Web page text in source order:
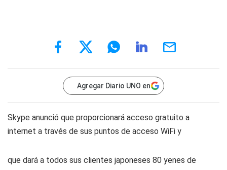
Agregar Diario UNO en
Skype anunció que proporcionará acceso gratuito a
internet a través de sus puntos de acceso WiFi y
que dará a todos sus clientes japoneses 80 yenes de